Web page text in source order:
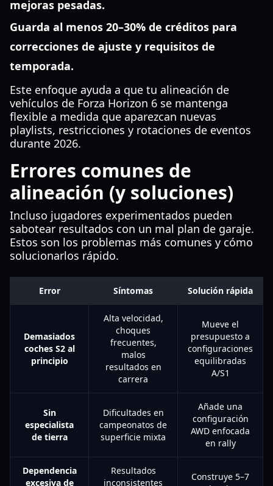
mejoras pesadas.
Guarda al menos 20–30% de créditos para
correcciones de ajuste y requisitos de
temporada.
Este enfoque ayuda a que tu alineación de
vehículos de Forza Horizon 6 se mantenga
flexible a medida que aparezcan nuevas
playlists, restricciones y rotaciones de eventos
durante 2026.
Errores comunes de
alineación (y soluciones)
Incluso jugadores experimentados pueden
sabotear resultados con un mal plan de garaje.
Estos son los problemas más comunes y cómo
solucionarlos rápido.
Error Síntomas Solución rápida
Demasiados
coches S2 al
principio
Alta velocidad,
choques
frecuentes,
malos
resultados en
carrera
Mueve el
presupuesto a
configuraciones
equilibradas
A/S1
Sin
especialista
de tierra
Dificultades en
campeonatos de
superficie mixta
Añade una
configuración
AWD enfocada
en rally
Dependencia
excesiva de
Resultados
inconsistentes
Construye 5–7